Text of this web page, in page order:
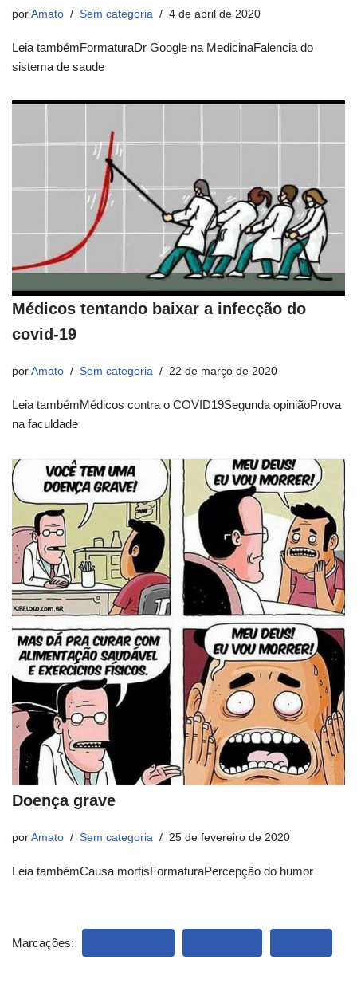
por Amato Sem categoria 4 de abril de 2020
Leia tambémFormaturaDr Google na MedicinaFalencia do
sistema de saude
Médicos tentando baixar a infecção do
covid-19
por Amato Sem categoria 22 de março de 2020
Leia tambémMédicos contra o COVID19Segunda opiniãoProva
na faculdade
Doença grave
por Amato Sem categoria 25 de fevereiro de 2020
Leia tambémCausa mortisFormaturaPercepção do humor
Marcações: